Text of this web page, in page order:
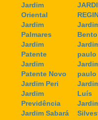
Jardim
Oriental
Jardim
Palmares
Jardim
Patente
Jardim
Patente Novo
Jardim Peri
Jardim
Previdência
Jardim Sabará
Bento
paulo
paulo
Luís